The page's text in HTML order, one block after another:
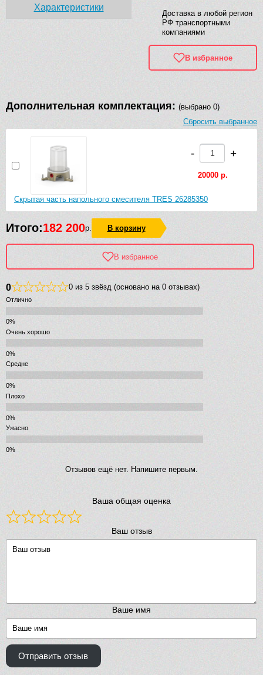
Доставка в любой регион
РФ транспортными
компаниями
В избранное
Характеристики
Дополнительная комплектация: (выбрано 0)
Сбросить выбранное
Скрытая часть напольного смесителя TRES 26285350
- +
20000 р.
Итого:182 200р. В корзину
В избранное
0 0 из 5 звёзд (основано на 0 отзывах)
Отлично
Очень хорошо
Средне
Плохо
Ужасно
Отзывов ещё нет. Напишите первым.
Ваша общая оценка
Ваш отзыв
Ваше имя
Отправить отзыв